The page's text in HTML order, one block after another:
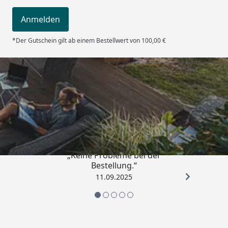
Windbeständigkeit
Schneelast
Dachrinne
Inkl. integrierter Dachrinne
mit Fallrohr
Schneelasten/Windlast
Der Aufbau des Carports ist in Windlastzone 3 und
Windzonenkarte
Anmelden
*Der Gutschein gilt ab einem Bestellwert von 100,00 €
Trusted Shops
5,00/ 5
„Keine Probleme bei der
Bestellung.“
11.09.2025